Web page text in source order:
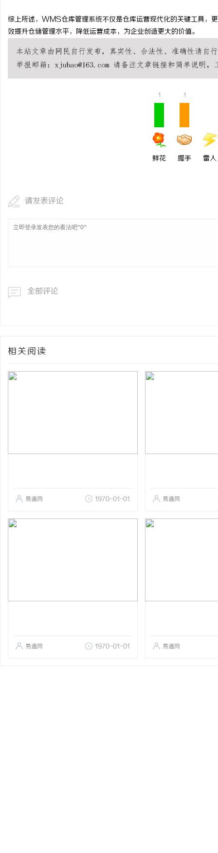
综上所述，WMS仓库管理系统不仅是仓库运营现代化的关键工具，
效提升仓储管理水平，降低运营成本，为企业创造更大的价值。
1
鲜花
1
握手 雷人
请发表评论
全部评论
相关阅读
易通网 1970-01-01 易通网
易通网 1970-01-01 易通网